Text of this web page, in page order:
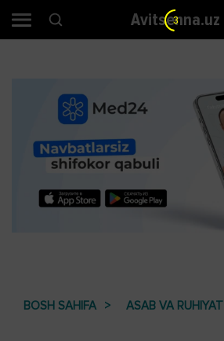
Avitsenna.uz
BOSH SAHIFA ASAB VA RUHIYAT
2